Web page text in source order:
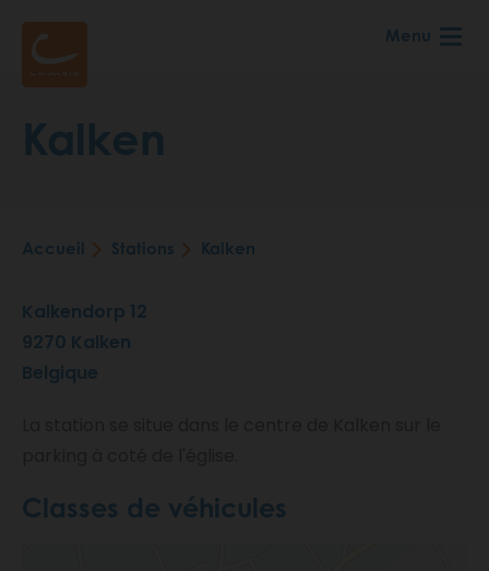
Menu
Kalken
d'Ariane
Accueil Stations Kalken
Kalkendorp 12
9270 Kalken
Belgique
Classes de véhicules